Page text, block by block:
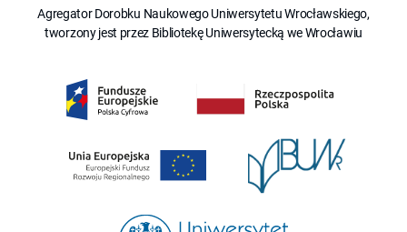
Agregator Dorobku Naukowego Uniwersytetu Wrocławskiego,
tworzony jest przez Bibliotekę Uniwersytecką we Wrocławiu